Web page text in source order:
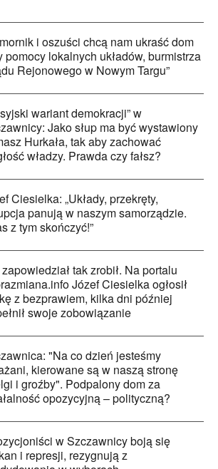
i oszuści chcą nam ukraść dom
pomocy lokalnych układów, burmistrza
Rejonowego w Nowym Targu”
wariant demokracji” w
Jako słup ma być wystawiony
Hurkała, tak aby zachować
władzy. Prawda czy fałsz?
Ciesielka: „Układy, przekręty,
panują w naszym samorządzie.
z tym skończyć!”
tak zrobił. Na portalu
Józef Ciesielka ogłosił
z bezprawiem, kilka dni później
swoje zobowiązanie
"Na co dzień jesteśmy
kierowane są w naszą stronę
i groźby". Podpalony dom za
opozycyjną – polityczną?
w Szczawnicy boją się
i represji, rezygnują z